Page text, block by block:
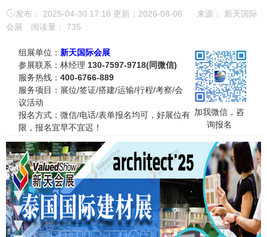
发布： 2025-04-30 17:18 更新：2026-08-06 来源： 新天国际
会展
阅读量： 735
组展单位： 新天国际会展
参展联系：林经理 130-7597-9718(同微信)
服务热线：400-6766-889
服务项目：展位/签证/搭建/运输/行程/考察/会
议活动
报名方式：微信/电话/表单报名均可，好展位有
限，报名宜早不宜迟！
加我微信，咨
询报名